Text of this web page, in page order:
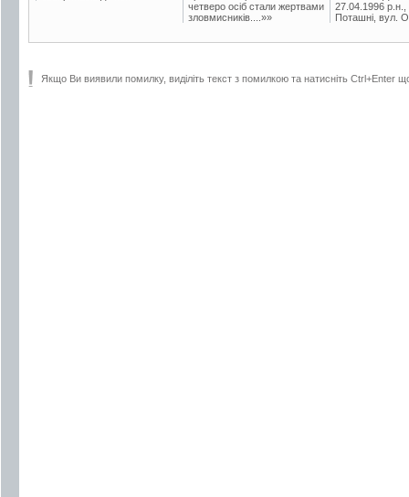
четверо осіб стали жертвами
зловмисників....»»
27.04.1996 р.н.,
Поташні, вул.
Якщо Ви виявили помилку, виділіть текст з помилкою та натисніть Ctrl+Enter